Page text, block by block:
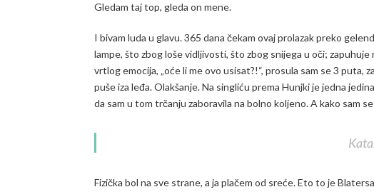
Gledam taj top, gleda on mene.
I bivam luda u glavu. 365 dana čekam ovaj prolazak preko
lampe, što zbog loše vidljivosti, što zbog snijega u oči;
vrtlog emocija, „oće li me ovo usisat?!“, prosula sam se 3 puta,
puše iza leđa. Olakšanje. Na singliću prema Hunjki je jedna
da sam u tom trčanju zaboravila na bolno koljeno. A kako sam
Fizička bol na sve strane, a ja plačem od sreće. Eto to je